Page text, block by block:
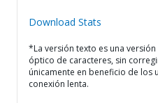
Download Stats
*La versión texto es una
óptico de caracteres, sin
únicamente en beneficio de los
conexión lenta.